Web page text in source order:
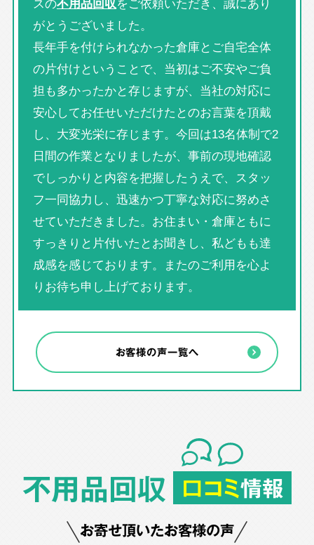
がとうございました。
長年手を付けられなかった倉庫とご自宅全体
の片付けということで、当初はご不安やご負
担も多かったかと存じますが、当社の対応に
安心してお任せいただけたとのお言葉を頂戴
し、大変光栄に存じます。今回は13名体制で2
日間の作業となりましたが、事前の現地確認
でしっかりと内容を把握したうえで、スタッ
フ一同協力し、迅速かつ丁寧な対応に努めさ
せていただきました。お住まい・倉庫ともに
すっきりと片付いたとお聞きし、私どもも達
成感を感じております。またのご利用を心よ
りお待ち申し上げております。
お客様の声一覧へ
不用品回収 口コミ情報
お寄せ頂いたお客様の声